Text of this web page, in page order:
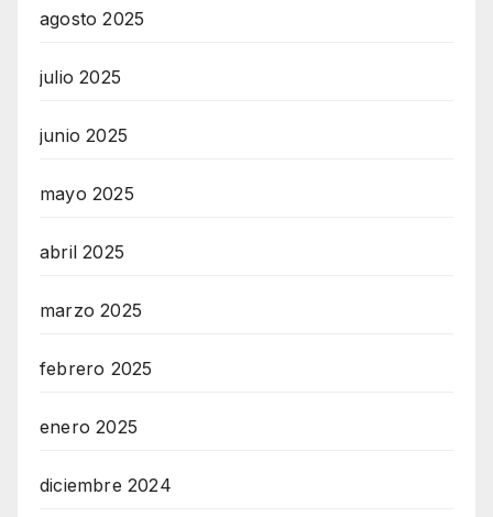
agosto 2025
julio 2025
junio 2025
mayo 2025
abril 2025
marzo 2025
febrero 2025
enero 2025
diciembre 2024